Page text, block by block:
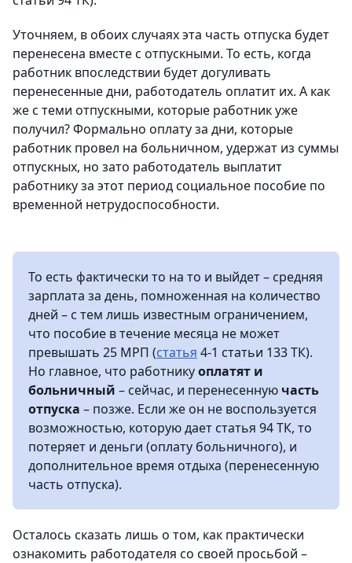
Уточняем, в обоих случаях эта часть отпуска будет
перенесена вместе с отпускными. То есть, когда
работник впоследствии будет догуливать
перенесенные дни, работодатель оплатит их. А как
же с теми отпускными, которые работник уже
получил? Формально оплату за дни, которые
работник провел на больничном, удержат из суммы
отпускных, но зато работодатель выплатит
работнику за этот период социальное пособие по
временной нетрудоспособности.
То есть фактически то на то и выйдет – средняя
зарплата за день, помноженная на количество
дней – с тем лишь известным ограничением,
что пособие в течение месяца не может
превышать 25 МРП (статья 4-1 статьи 133 ТК).
Но главное, что работникуоплатят и
больничный – сейчас, и перенесенную часть
отпуска – позже. Если же он не воспользуется
возможностью, которую дает статья 94 ТК, то
потеряет и деньги (оплату больничного), и
дополнительное время отдыха (перенесенную
часть отпуска).
Осталось сказать лишь о том, как практически
ознакомить работодателя со своей просьбой –